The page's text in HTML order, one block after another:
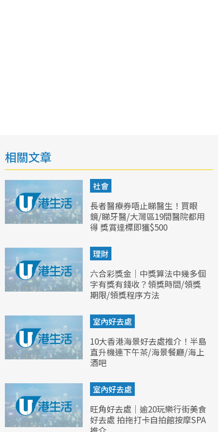
相關文章
社會
長者醫療券唔止睇醫生！買眼
鏡/睇牙醫/大灣區19間醫院都用
得 獎賞達標即獲$500
理財
六合彩獎金｜中獎算法中幾多個
字有獎有錢收？領獎時間/領獎
期限/領獎程序方法
室內好去處
10大香港海景好去處推介！半島
直升機連下午茶/海景餐廳/海上
酒吧
室內好去處
旺角好去處｜逾20玩樂行街美食
好去處 拍拖打卡自拍館按摩SPA